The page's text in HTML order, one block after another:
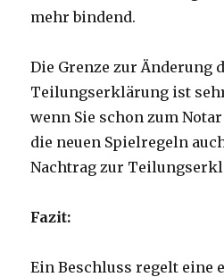
mehr bindend.
Die Grenze zur Änderung
Teilungserklärung ist
wenn Sie schon zum
die neuen Spielregeln
Nachtrag zur
Fazit:
Ein Beschluss regelt eine